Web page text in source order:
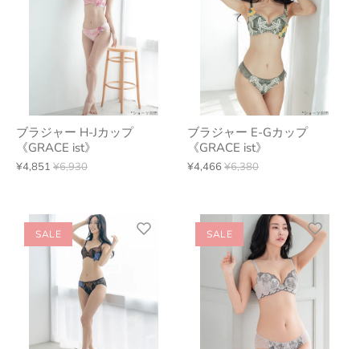
ブラジャー H-Jカップ
《GRACE ist》
¥4,851 ¥6,930
ブラジャー E-Gカップ
《GRACE ist》
¥4,466 ¥6,380
SALE SALE